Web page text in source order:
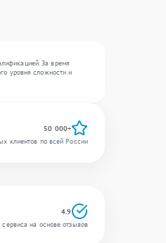
За время
уровня сложности и
50 000+
клиентов по всей России
4.9
сервиса на основе отзывов